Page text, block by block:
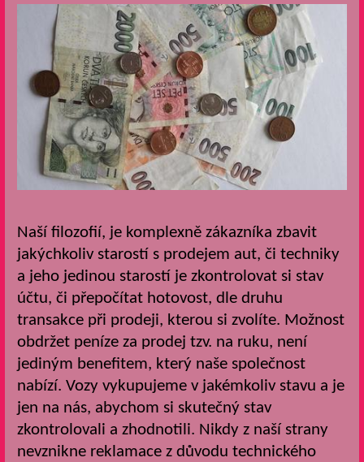
Naší filozofií, je komplexně zákazníka zbavit
jakýchkoliv starostí s prodejem aut, či techniky
a jeho jedinou starostí je zkontrolovat si stav
účtu, či přepočítat hotovost, dle druhu
transakce při prodeji, kterou si zvolíte. Možnost
obdržet peníze za prodej tzv. na ruku, není
jediným benefitem, který naše společnost
nabízí. Vozy vykupujeme v jakémkoliv stavu a je
jen na nás, abychom si skutečný stav
zkontrolovali a zhodnotili. Nikdy z naší strany
nevznikne reklamace z důvodu technického